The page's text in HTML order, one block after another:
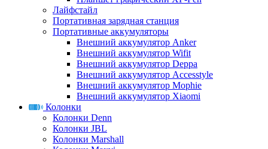
Лайфстайл
Портативная зарядная станция
Портативные аккумуляторы
Внешний аккумулятор Anker
Внешний аккумулятор Wifit
Внешний аккумулятор Deppa
Внешний аккумулятор Accesstyle
Внешний аккумулятор Mophie
Внешний аккумулятор Xiaomi
Колонки
Колонки Denn
Колонки JBL
Колонки Marshall